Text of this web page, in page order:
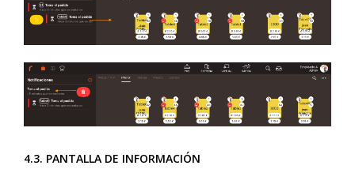
4.3. PANTALLA DE INFORMACIÓN